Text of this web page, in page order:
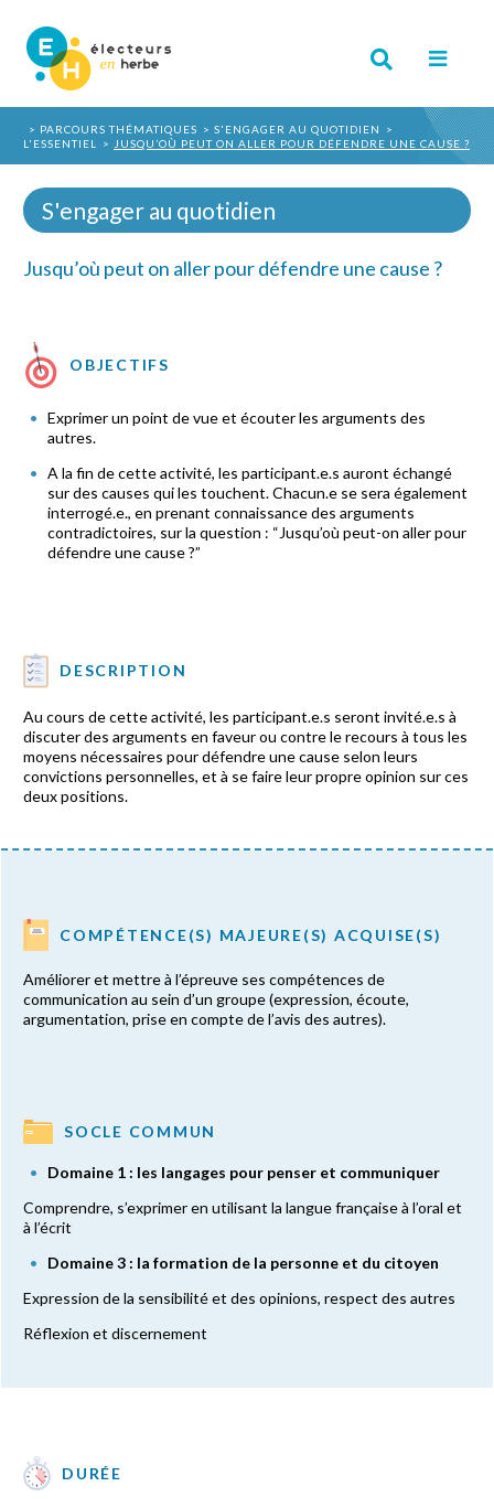
PARCOURS THÉMATIQUES
S'ENGAGER AU QUOTIDIEN
L'ESSENTIEL
JUSQU’OÙ PEUT ON ALLER POUR DÉFENDRE UNE CAUSE ?
S'engager au quotidien
Jusqu’où peut on aller pour défendre une cause ?
OBJECTIFS
Exprimer un point de vue et écouter les arguments des
autres.
A la fin de cette activité, les participant.e.s auront échangé
sur des causes qui les touchent. Chacun.e se sera également
interrogé.e., en prenant connaissance des arguments
contradictoires, sur la question : “Jusqu’où peut-on aller pour
défendre une cause ?”
DESCRIPTION
Au cours de cette activité, les participant.e.s seront invité.e.s à
discuter des arguments en faveur ou contre le recours à tous les
moyens nécessaires pour défendre une cause selon leurs
convictions personnelles, et à se faire leur propre opinion sur ces
deux positions.
COMPÉTENCE(S) MAJEURE(S) ACQUISE(S)
Améliorer et mettre à l’épreuve ses compétences de
communication au sein d’un groupe (expression, écoute,
argumentation, prise en compte de l’avis des autres).
SOCLE COMMUN
Domaine 1 : les langages pour penser et communiquer
Comprendre, s’exprimer en utilisant la langue française à l’oral et
à l’écrit
Domaine 3 : la formation de la personne et du citoyen
Expression de la sensibilité et des opinions, respect des autres
Réflexion et discernement
DURÉE